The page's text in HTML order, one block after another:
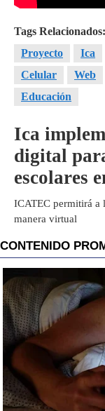
Tags Relacionados:
Proyecto
Ica
Celular
Web
Educación
Ica
digital
escolares
ICATEC permitirá a
manera virtual